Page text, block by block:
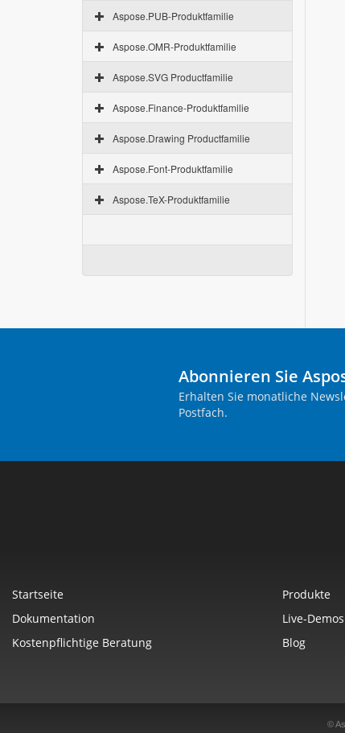
Aspose.PUB-Produktfamilie
Aspose.OMR-Produktfamilie
Aspose.SVG Productfamilie
Aspose.Finance-Produktfamilie
Aspose.Drawing Productfamilie
Aspose.Font-Produktfamilie
Aspose.TeX-Produktfamilie
Abonnieren Sie
Erhalten Sie monatliche
Postfach.
Startseite Produkte
Dokumentation
Live-Demos
Kostenpflichtige Beratung
Blog
©